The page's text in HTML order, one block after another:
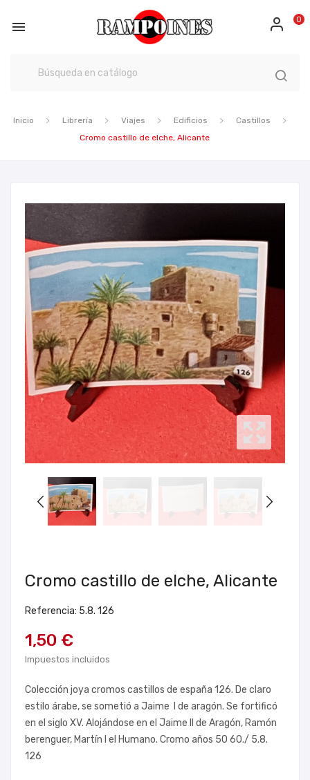
 0
Inicio Librería Viajes Edificios
Castillos
Cromo castillo de elche, Alicante
Cromo castillo de elche, Alicante
Referencia: 5.8. 126
1,50 €
Impuestos incluidos
Colección joya cromos castillos de españa 126. De claro
estilo árabe, se sometió a Jaime I de aragón. Se fortificó
en el siglo XV. Alojándose en el Jaime II de Aragón, Ramón
berenguer, Martín I el Humano. Cromo años 50 60./ 5.8.
126